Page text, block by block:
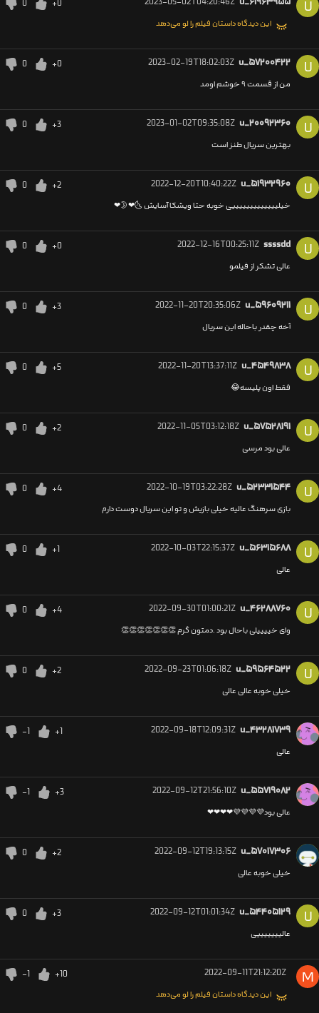
U
+0
0
این دیدگاه داستان فیلم را لو می‌دهد
U u_۵۷۲۰۰۴۲۲ 2023-02-19T18:02:03Z
+0
0
من از قسمت ۹ خوشم اومد
U u_۲۰۰۹۲۳۶۰ 2023-01-02T09:35:08Z
+3
0
بهترین سریال طنز است
U u_۵۱۹۳۲۹۶۰ 2022-12-20T10:40:22Z
+2
0
خیلیییییییییییییی خوبه حتا ویشکا آسایش 🌜❤🌛❤
U
ssssdd
2022-12-16T00:25:11Z
+0
0
عالی تشکر از فیلمو
U u_۵۹۶۰۹۲۱۱ 2022-11-20T20:35:06Z
+3
0
آخه چقدر باحاله این سریال
U u_۴۵۴۹۸۳۸ 2022-11-20T13:37:11Z
+5
0
فقط اون پلیسه😂
U u_۵۷۵۲۸۱۹۱ 2022-11-05T03:12:18Z
+2
0
عالی بود مرسی
U u_۵۲۳۳۱۵۴۴ 2022-10-19T03:22:28Z
+4
0
بازی سرهنگ عالیه خیلی بازیش و تو این سریال دوست دارم
U u_۵۶۳۱۵۶۸۸ 2022-10-03T22:15:37Z
+1
0
عالی
U u_۴۶۲۸۸۷۶۰ 2022-09-30T01:00:21Z
+4
0
وای خییییلی باحال بود .دمتون گرم 👏👏👏👏👏👏👏
U u_۵۹۵۶۴۵۲۲ 2022-09-23T01:06:18Z
+2
0
خیلی خوبه عالی عالی
u_۴۳۲۸۱۷۳۹ 2022-09-18T12:09:31Z
+1
-1
عالی
u_۵۵۷۱۹۰۸۲ 2022-09-12T21:56:10Z
+3
-1
عالی بود💜💜💜💜❤❤❤❤
u_۵۷۰۱۷۳۰۶ 2022-09-12T19:13:15Z
+2
0
خیلی خوبه عالی
U u_۵۴۴۰۵۱۲۹ 2022-09-12T01:01:34Z
+3
0
عالیییییییی
M
2022-09-11T21:12:20Z
+10
-1
این دیدگاه داستان فیلم را لو می‌دهد